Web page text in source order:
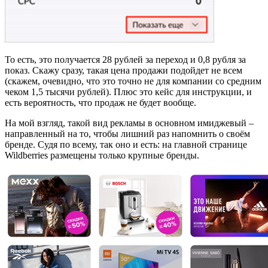
То есть, это получается 28 рублей за переход и 0,8 рубля за
показ. Скажу сразу, такая цена продажи подойдет не всем
(скажем, очевидно, что это точно не для компании со средним
чеком 1,5 тысячи рублей). Плюс это кейс для инструкции, и
есть вероятность, что продаж не будет вообще.
На мой взгляд, такой вид рекламы в основном имиджевый –
направленный на то, чтобы лишний раз напомнить о своём
бренде. Судя по всему, так оно и есть: на главной странице
Wildberries размещены только крупные бренды.